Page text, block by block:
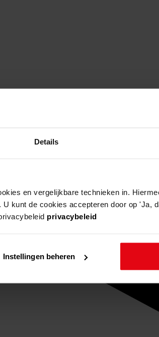
Details
en vergelijkbare technieken in.
kunt de cookies accepteren door op 'Ja,
privacybeleid
Instellingen beheren